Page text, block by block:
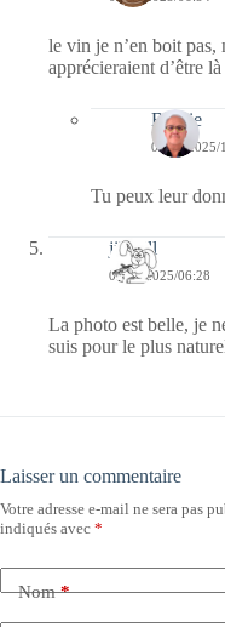
le vin je n’en boit pas,
apprécieraient d’être
Bernie
06/10/2025/
Tu peux leur
jill bill
02/10/2025/06:28
La photo est belle, je
suis pour le plus
Laisser un commentaire
Votre adresse e-mail ne sera pas
indiqués avec *
Nom*